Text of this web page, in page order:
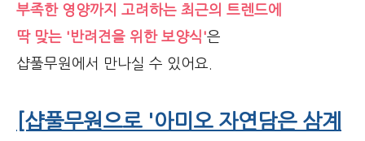
부족한 영양까지 고려하는 최근의 트렌드에
딱 맞는 '반려견을 위한 보양식'은
샵풀무원에서 만나실 수 있어요.
[샵풀무원으로 '아미오 자연담은 삼계